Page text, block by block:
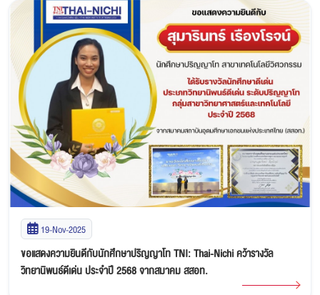
19-Nov-2025
ขอแสดงความยินดีกับนักศึกษาปริญญาโท TNI: Thai-Nichi คว้ารางวัล
วิทยานิพนธ์ดีเด่น ประจำปี 2568 จากสมาคม สสอท.